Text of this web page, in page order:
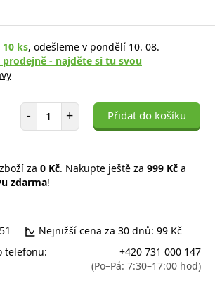
10 ks, odešleme v pondělí 10. 08.
prodejně - najděte si tu svou
- Počet položek
+ Přidat do košíku
za 0 Kč. Nakupte ještě za 999 Kč a
zdarma!
Nejnižší cena za 30 dnů: 99 Kč
telefonu:
+420 731 000 147
(Po–Pá: 7:30–17:00 hod)